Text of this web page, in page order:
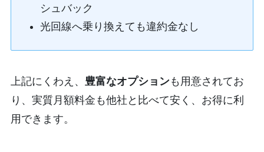
シュバック
光回線へ乗り換えても違約金なし
上記にくわえ、 豊富なオプションも用意されてお
り、実質月額料金も他社と比べて安く、お得に利
用できます。